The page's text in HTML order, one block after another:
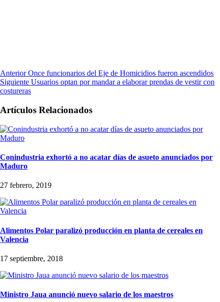
Anterior Once funcionarios del Eje de Homicidios fueron ascendidos
Siguiente Usuarios optan por mandar a elaborar prendas de vestir con
costureras
Artículos Relacionados
Conindustria exhortó a no acatar días de asueto anunciados por
Maduro
27 febrero, 2019
Alimentos Polar paralizó producción en planta de cereales en
Valencia
17 septiembre, 2018
Ministro Jaua anunció nuevo salario de los maestros